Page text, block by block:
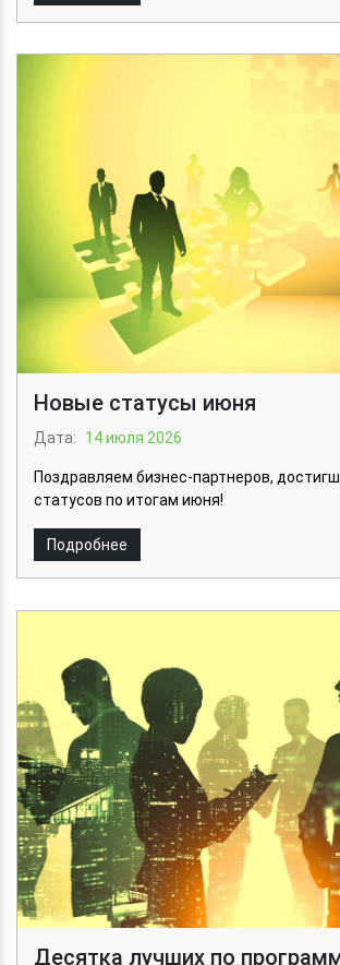
Новые статусы июня
Дата: 14 июля 2026
Поздравляем бизнес-партнеров,
статусов по итогам июня!
Подробнее
Десятка лучших по